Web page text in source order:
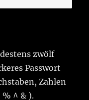
zwölf
Passwort
Zahlen
% ^ & ).